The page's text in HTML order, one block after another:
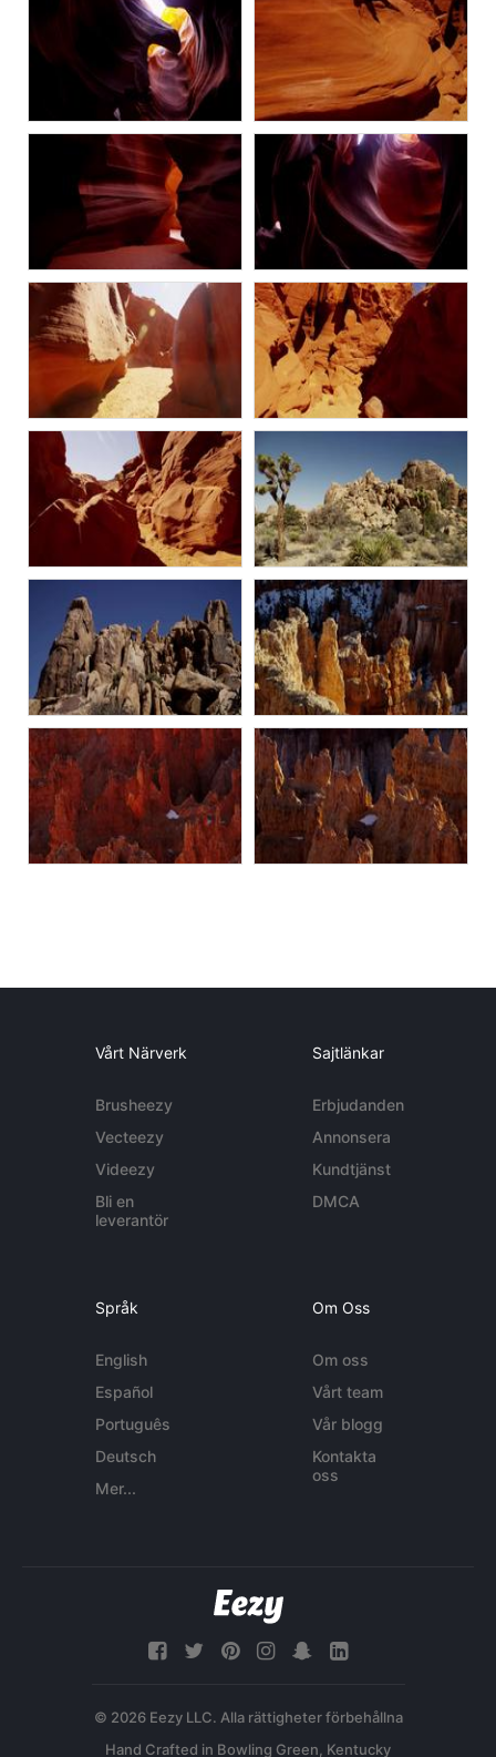
Vårt Närverk
Brusheezy
Vecteezy
Videezy
Bli en
leverantör
Sajtlänkar
Erbjudanden
Annonsera
Kundtjänst
DMCA
Språk
English
Español
Português
Deutsch
Mer...
Om Oss
Om oss
Vårt team
Vår blogg
Kontakta
oss
© 2026 Eezy LLC. Alla rättigheter förbehållna